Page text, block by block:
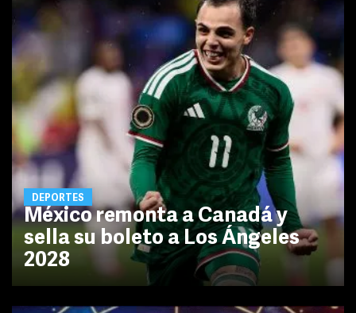
DEPORTES
México remonta a Canadá y
sella su boleto a Los Ángeles
2028